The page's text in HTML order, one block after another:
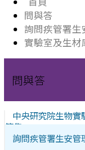
問與答
詢問疾管署
實驗室及生材
問與答
中央研究院生物實
答集
詢問疾管署生安管